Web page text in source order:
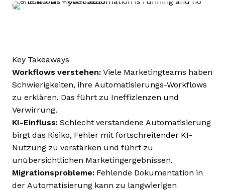
Key Takeaways
Workflows verstehen: Viele Marketingteams haben
Schwierigkeiten, ihre Automatisierungs-Workflows
zu erklären. Das führt zu Ineffizienzen und
Verwirrung.
KI-Einfluss: Schlecht verstandene Automatisierung
birgt das Risiko, Fehler mit fortschreitender KI-
Nutzung zu verstärken und führt zu
unübersichtlichen Marketingergebnissen.
Migrationsprobleme: Fehlende Dokumentation in
der Automatisierung kann zu langwierigen